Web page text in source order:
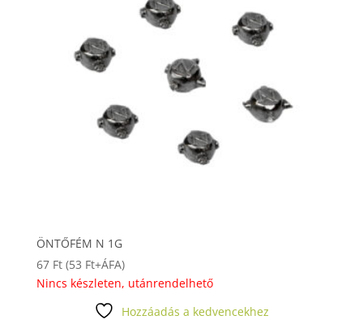
ÖNTŐFÉM N 1G
67 Ft (53 Ft+ÁFA)
Nincs készleten, utánrendelhető
Hozzáadás a kedvencekhez